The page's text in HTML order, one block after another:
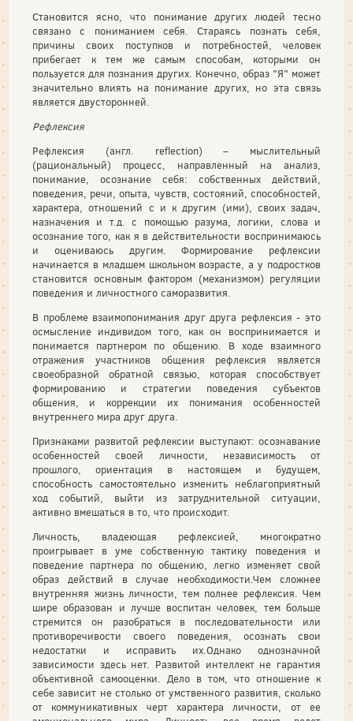
Становится ясно, что понимание других людей тесно
связано с пониманием себя. Стараясь познать себя,
причины своих поступков и потребностей, человек
прибегает к тем же самым способам, которыми он
пользуется для познания других. Конечно, образ "Я" может
значительно влиять на понимание других, но эта связь
является двусторонней.
Рефлексия
Рефлексия (англ. reflection) – мыслительный
(рациональный) процесс, направленный на анализ,
понимание, осознание себя: собственных действий,
поведения, речи, опыта, чувств, состояний, способностей,
характера, отношений с и к другим (ими), своих задач,
назначения и т.д. с помощью разума, логики, слова и
осознание того, как я в действительности воспринимаюсь
и оцениваюсь другим. Формирование рефлексии
начинается в младшем школьном возрасте, а у подростков
становится основным фактором (механизмом) регуляции
поведения и личностного саморазвития.
В проблеме взаимопонимания друг друга рефлексия - это
осмысление индивидом того, как он воспринимается и
понимается партнером по общению. В ходе взаимного
отражения участников общения рефлексия является
своеобразной обратной связью, которая способствует
формированию и стратегии поведения субъектов
общения, и коррекции их понимания особенностей
внутреннего мира друг друга.
Признаками развитой рефлексии выступают: осознавание
особенностей своей личности, независимость от
прошлого, ориентация в настоящем и будущем,
способность самостоятельно изменить неблагоприятный
ход событий, выйти из затруднительной ситуации,
активно вмешаться в то, что происходит.
Личность, владеющая рефлексией, многократно
проигрывает в уме собственную тактику поведения и
поведение партнера по общению, легко изменяет свой
образ действий в случае необходимости.Чем сложнее
внутренняя жизнь личности, тем полнее рефлексия. Чем
шире образован и лучше воспитан человек, тем больше
стремится он разобраться в последовательности или
противоречивости своего поведения, осознать свои
недостатки и исправить их.Однако однозначной
зависимости здесь нет. Развитой интеллект не гарантия
объективной самооценки. Дело в том, что отношение к
себе зависит не столько от умственного развития, сколько
от коммуникативных черт характера личности, от ее